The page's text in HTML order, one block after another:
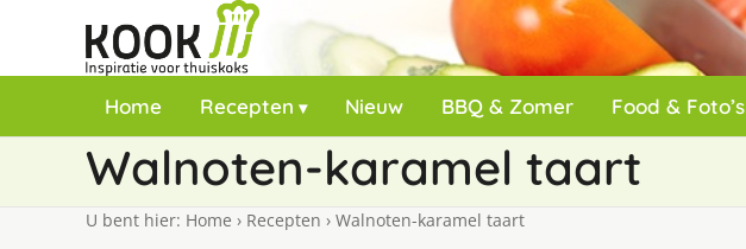
Home Recepten Nieuw BBQ & Zomer Food & Foto’s
Walnoten-karamel taart
U bent hier: Home › Recepten › Walnoten-karamel taart